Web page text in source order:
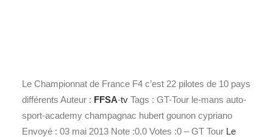
Le Championnat de France F4 c’est 22 pilotes de 10 pays
différents Auteur : FFSA-tv Tags : GT-Tour le-mans auto-
sport-academy champagnac hubert gounon cypriano
Envoyé : 03 mai 2013 Note :0.0 Votes :0 – GT Tour Le